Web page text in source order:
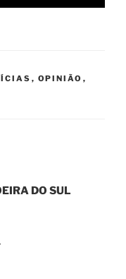
, OPINIÃO ,
DO SUL